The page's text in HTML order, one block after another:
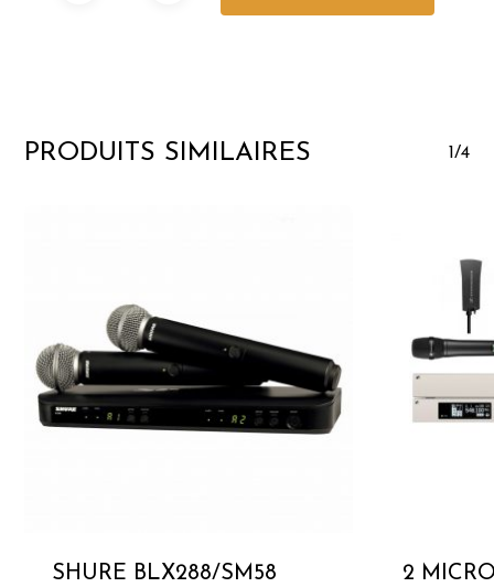
PRODUITS SIMILAIRES 1/4
SHURE BLX288/SM58 2